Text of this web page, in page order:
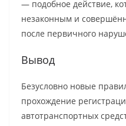
— подобное действие,
незаконным и
после первичного
Вывод
Безусловно новые
прохождение
автотранспортных